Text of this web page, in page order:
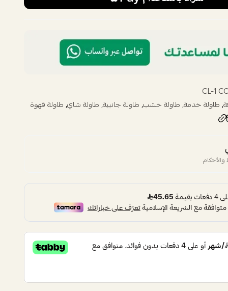
CL-1
,طاولة خدمة,طاولة خشب,طاولة جانبية,طاولة شاي,طاولة قهوة